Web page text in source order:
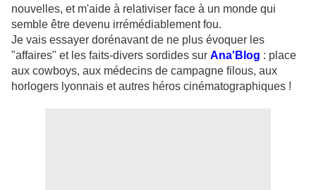
nouvelles, et m'aide à relativiser face à un monde qui
semble être devenu irrémédiablement fou.
Je vais essayer dorénavant de ne plus évoquer les
"affaires" et les faits-divers sordides sur Ana'Blog : place
aux cowboys, aux médecins de campagne filous, aux
horlogers lyonnais et autres héros cinématographiques !